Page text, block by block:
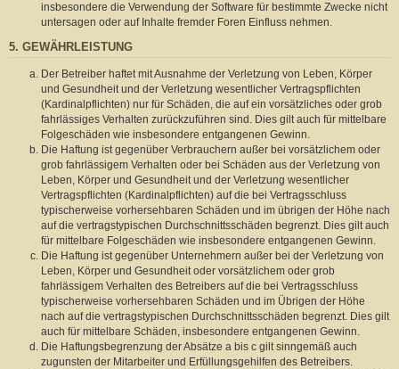
insbesondere die Verwendung der Software für bestimmte Zwecke nicht
untersagen oder auf Inhalte fremder Foren Einfluss nehmen.
5. GEWÄHRLEISTUNG
Der Betreiber haftet mit Ausnahme der Verletzung von Leben, Körper
und Gesundheit und der Verletzung wesentlicher Vertragspflichten
(Kardinalpflichten) nur für Schäden, die auf ein vorsätzliches oder grob
fahrlässiges Verhalten zurückzuführen sind. Dies gilt auch für mittelbare
Folgeschäden wie insbesondere entgangenen Gewinn.
Die Haftung ist gegenüber Verbrauchern außer bei vorsätzlichem oder
grob fahrlässigem Verhalten oder bei Schäden aus der Verletzung von
Leben, Körper und Gesundheit und der Verletzung wesentlicher
Vertragspflichten (Kardinalpflichten) auf die bei Vertragsschluss
typischerweise vorhersehbaren Schäden und im übrigen der Höhe nach
auf die vertragstypischen Durchschnittsschäden begrenzt. Dies gilt auch
für mittelbare Folgeschäden wie insbesondere entgangenen Gewinn.
Die Haftung ist gegenüber Unternehmern außer bei der Verletzung von
Leben, Körper und Gesundheit oder vorsätzlichem oder grob
fahrlässigem Verhalten des Betreibers auf die bei Vertragsschluss
typischerweise vorhersehbaren Schäden und im Übrigen der Höhe
nach auf die vertragstypischen Durchschnittsschäden begrenzt. Dies gilt
auch für mittelbare Schäden, insbesondere entgangenen Gewinn.
Die Haftungsbegrenzung der Absätze a bis c gilt sinngemäß auch
zugunsten der Mitarbeiter und Erfüllungsgehilfen des Betreibers.